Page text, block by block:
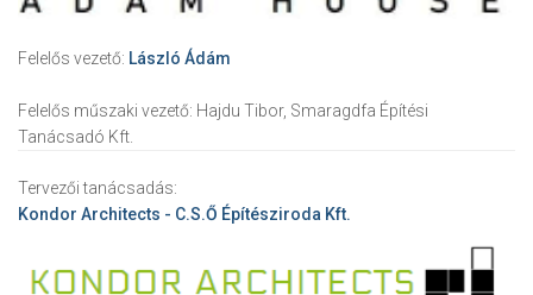
Felelős vezető: László Ádám
Felelős műszaki vezető: Hajdu Tibor, Smaragdfa Építési
Tanácsadó Kft.
Tervezői tanácsadás:
Kondor Architects - C.S.Ő Építésziroda Kft.